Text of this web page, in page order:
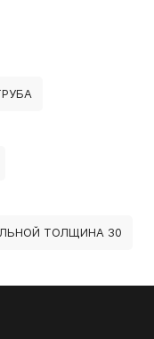
ТОЛЩИНА 30